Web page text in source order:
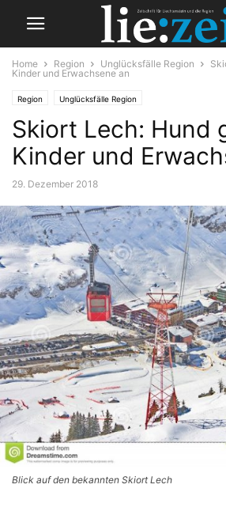
Home Region Unglücksfälle Region
Kinder und Erwachsene an
Region Unglücksfälle Region
Skiort Lech: Hund
Kinder und
29. Dezember 2018
Blick auf den bekannten Skiort Lech